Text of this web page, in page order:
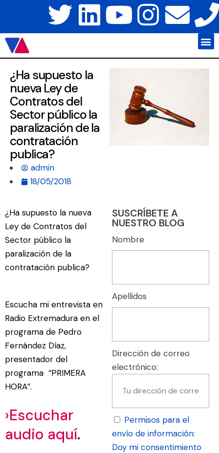
¿Ha supuesto la
nueva Ley de
Contratos del
Sector público la
paralización de la
contratación
publica?
admin
18/05/2018
¿Ha supuesto la nueva
Ley de Contratos del
Sector público la
paralización de la
contratación publica?
Escucha mi entrevista en
Radio Extremadura en el
programa de Pedro
Fernández Díaz,
presentador del
programa “PRIMERA
HORA”.
›Escuchar
audio aquí.
SUSCRÍBETE A
NUESTRO BLOG
Nombre
Apellidos
Dirección de correo
electrónico:
Permisos para el
envío de información:
Doy mi consentimiento